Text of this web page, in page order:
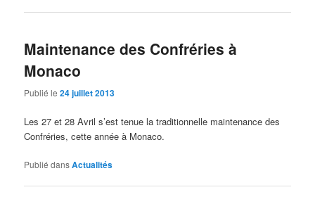
Maintenance des Confréries à
Monaco
Publié le24 juillet 2013
Les 27 et 28 Avril s’est tenue la traditionnelle maintenance des
Confréries, cette année à Monaco.
Publié dansActualités